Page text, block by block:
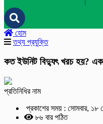
হোম
তথ্য প্রযুক্তি
কত ইউনিট বিদ্যুৎ খরচ হয়?
প্রতিনিধির নাম
প্রকাশের সময় : সোমবার, ১৮
৮৬ বার পঠিত